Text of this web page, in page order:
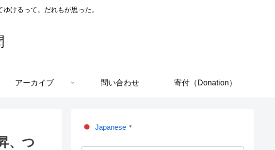
けるって。だれもが思った。
アーカイブ 問い合わせ 寄付（Donation）
、つ
Japanese ▼